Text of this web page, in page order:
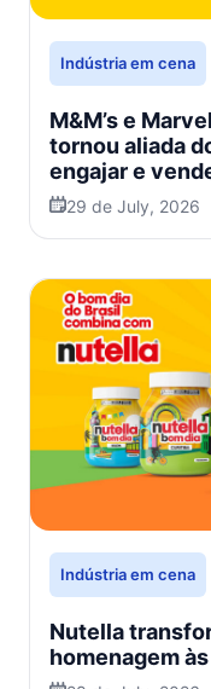
Indústria em cena
M&M’s e
tornou aliada
engajar e
29 de July, 2026
Indústria em cena
Nutella
homenagem